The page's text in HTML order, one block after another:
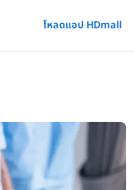
โหลดแอป HDmall